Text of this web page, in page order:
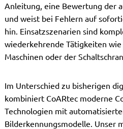
Anleitung, eine Bewertung der
und weist bei Fehlern auf
hin. Einsatzszenarien sind
wiederkehrende Tätigkeiten
Maschinen oder der
Im Unterschied zu bisherigen
kombiniert CoARtec moderne
Technologien mit
Bilderkennungsmodelle. Unser